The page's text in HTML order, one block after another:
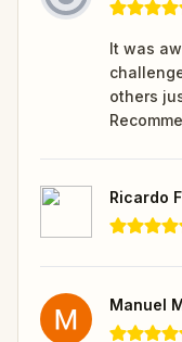
It was
others
Ricardo
Manuel